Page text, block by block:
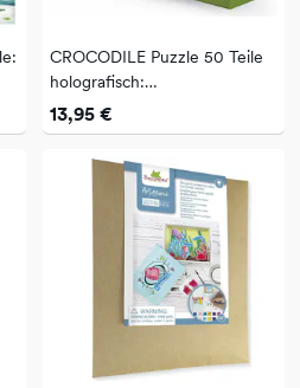
CROCODILE Puzzle 50 Teile
holografisch:
Dschungelparadies
13,95 €